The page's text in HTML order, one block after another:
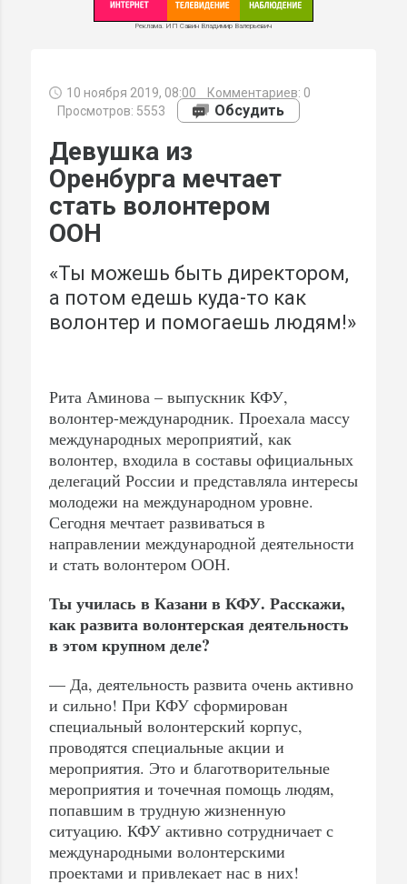
Реклама. ИП Савин Владимир Валерьевич
10 ноября 2019, 08:00 Комментариев: 0
Просмотров: 5553
Обсудить
Девушка из
Оренбурга мечтает
стать волонтером
ООН
«Ты можешь быть директором,
а потом едешь куда-то как
волонтер и помогаешь людям!»
Рита Аминова – выпускник КФУ,
волонтер-международник. Проехала массу
международных мероприятий, как
волонтер, входила в составы официальных
делегаций России и представляла интересы
молодежи на международном уровне.
Сегодня мечтает развиваться в
направлении международной деятельности
и стать волонтером ООН.
Ты училась в Казани в КФУ. Расскажи,
как развита волонтерская деятельность
в этом крупном деле?
— Да, деятельность развита очень активно
и сильно! При КФУ сформирован
специальный волонтерский корпус,
проводятся специальные акции и
мероприятия. Это и благотворительные
мероприятия и точечная помощь людям,
попавшим в трудную жизненную
ситуацию. КФУ активно сотрудничает с
международными волонтерскими
проектами и привлекает нас в них!